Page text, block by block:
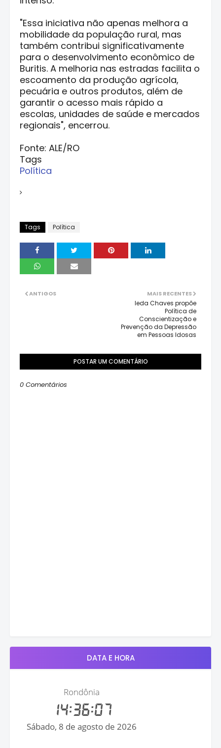
"Essa iniciativa não apenas melhora a
mobilidade da população rural, mas
também contribui significativamente
para o desenvolvimento econômico de
Buritis. A melhoria nas estradas facilita o
escoamento da produção agrícola,
pecuária e outros produtos, além de
garantir o acesso mais rápido a
escolas, unidades de saúde e mercados
regionais", encerrou.
Fonte: ALE/RO
Tags
Política
Tags Política
MAIS RECENTES
Ieda Chaves propõe
Política de
Conscientização e
Prevenção da Depressão
em Pessoas Idosas
ANTIGOS
POSTAR UM COMENTÁRIO
0 Comentários
DATA E HORA